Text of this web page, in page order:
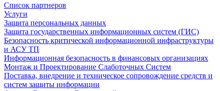
Список партнеров
Услуги
Защита персональных данных
Защита государственных информационных систем (ГИС)
Безопасность критической информационной инфраструктуры
и АСУ ТП
Информационная безопасность в финансовых организациях
Монтаж и Проектирование Слаботочных Систем
Поставка, внедрение и техническое сопровождение средств и
систем защиты информации